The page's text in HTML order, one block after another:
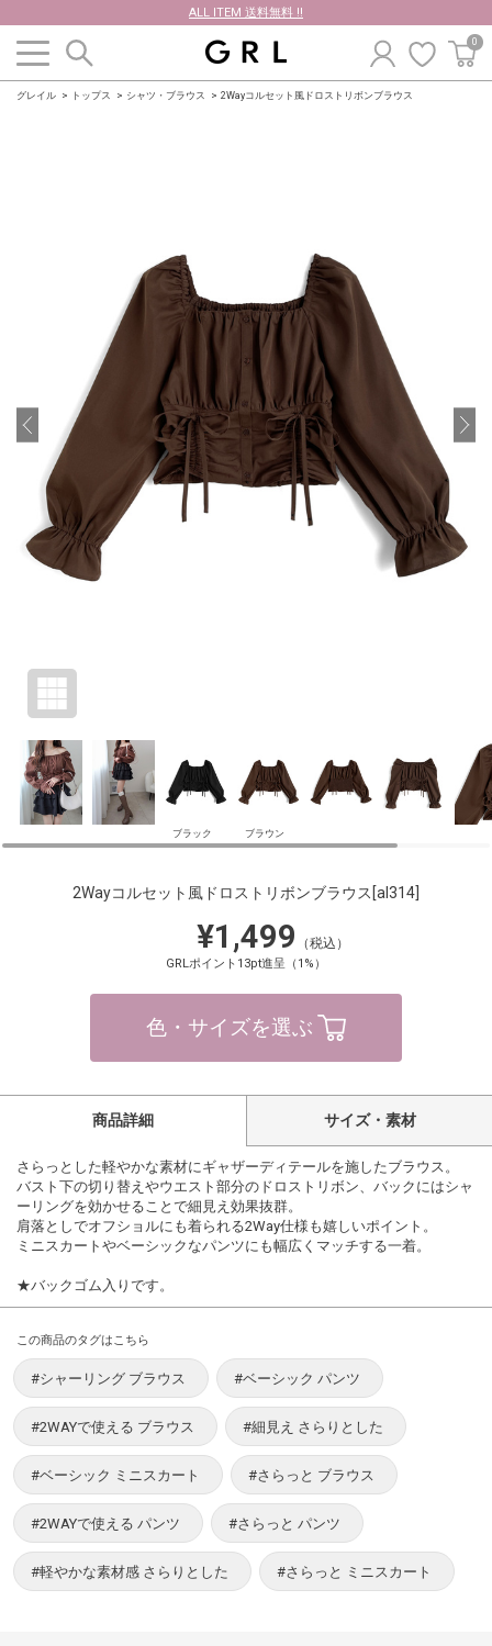
ALL ITEM 送料無料 !!
0
グレイル トップス シャツ・ブラウス 2Wayコルセット風ドロストリボンブラウス
ブラック ブラウン
2Wayコルセット風ドロストリボンブラウス [al314]
¥1,499 （税込）
GRLポイント13pt進呈（1%）
色・サイズを選ぶ
商品詳細 サイズ・素材
さらっとした軽やかな素材にギャザーディテールを施したブラウス。
バスト下の切り替えやウエスト部分のドロストリボン、バックにはシャ
ーリングを効かせることで細見え効果抜群。
肩落としでオフショルにも着られる2Way仕様も嬉しいポイント。
ミニスカートやベーシックなパンツにも幅広くマッチする一着。
★バックゴム入りです。
この商品のタグはこちら
#シャーリング ブラウス #ベーシック パンツ
#2WAYで使える ブラウス #細見え さらりとした
#ベーシック ミニスカート #さらっと ブラウス
#2WAYで使える パンツ #さらっと パンツ
#軽やかな素材感 さらりとした #さらっと ミニスカート